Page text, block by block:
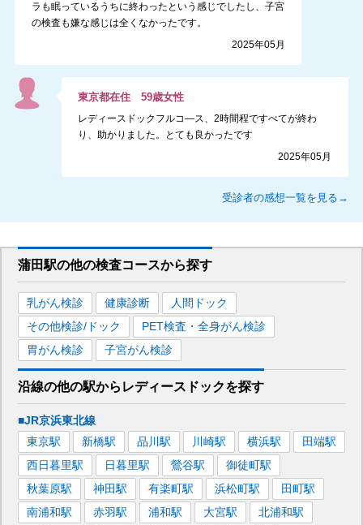
ラも眠っているうちに終わったという感じでしたし、子宮
の検査も嫌な感じは全くなかったです。
2025年05月
東京都在住59歳女性
レディースドックフルコ―ス、2時間程ですべてが終わ
り、助かりました。とても良かったです
2025年05月
受診者の感想一覧を見る→
蒲田駅の他の検査コースから探す
乳がん検診 健康診断
人間ドック
その他検診/ドック
PET検査・全身がん検診
胃がん検診
子宮がん検診
沿線の他の駅から レディースドックを探す
■JR京浜東北線
東京駅 新橋駅 品川駅 川崎駅 横浜駅 田端駅
西日暮里駅 日暮里駅 鶯谷駅 御徒町駅
秋葉原駅 神田駅 有楽町駅 浜松町駅 田町駅
南浦和駅 赤羽駅 浦和駅 大宮駅 北浦和駅